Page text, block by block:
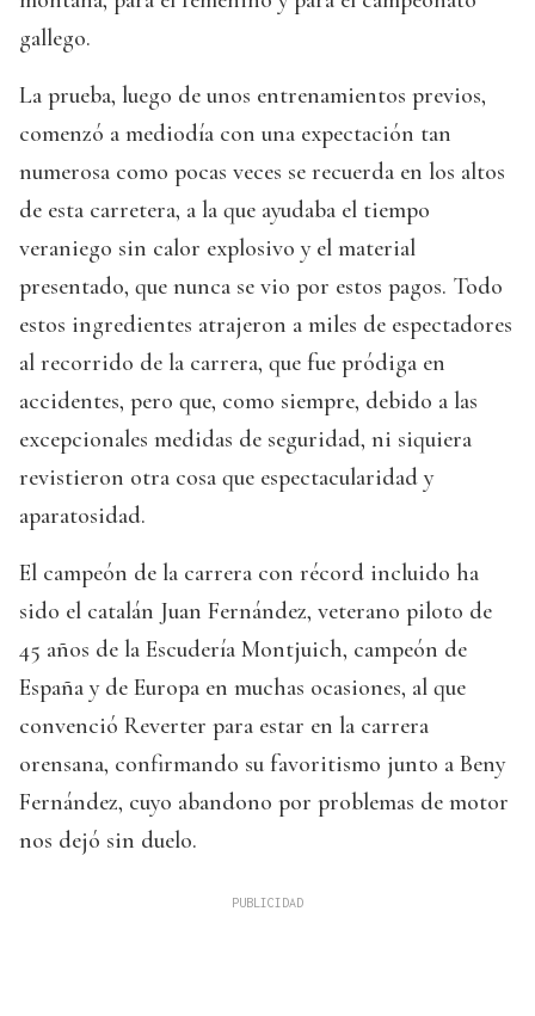
gallego.
La prueba, luego de unos entrenamientos previos,
comenzó a mediodía con una expectación tan
numerosa como pocas veces se recuerda en los altos
de esta carretera, a la que ayudaba el tiempo
veraniego sin calor explosivo y el material
presentado, que nunca se vio por estos pagos. Todo
estos ingredientes atrajeron a miles de espectadores
al recorrido de la carrera, que fue pródiga en
accidentes, pero que, como siempre, debido a las
excepcionales medidas de seguridad, ni siquiera
revistieron otra cosa que espectacularidad y
aparatosidad.
El campeón de la carrera con récord incluido ha
sido el catalán Juan Fernández, veterano piloto de
45 años de la Escudería Montjuich, campeón de
España y de Europa en muchas ocasiones, al que
convenció Reverter para estar en la carrera
orensana, confirmando su favoritismo junto a Beny
Fernández, cuyo abandono por problemas de motor
nos dejó sin duelo.